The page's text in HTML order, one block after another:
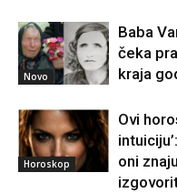
Novo
Baba
čeka
kraja
Horoskop
Ovi
oni